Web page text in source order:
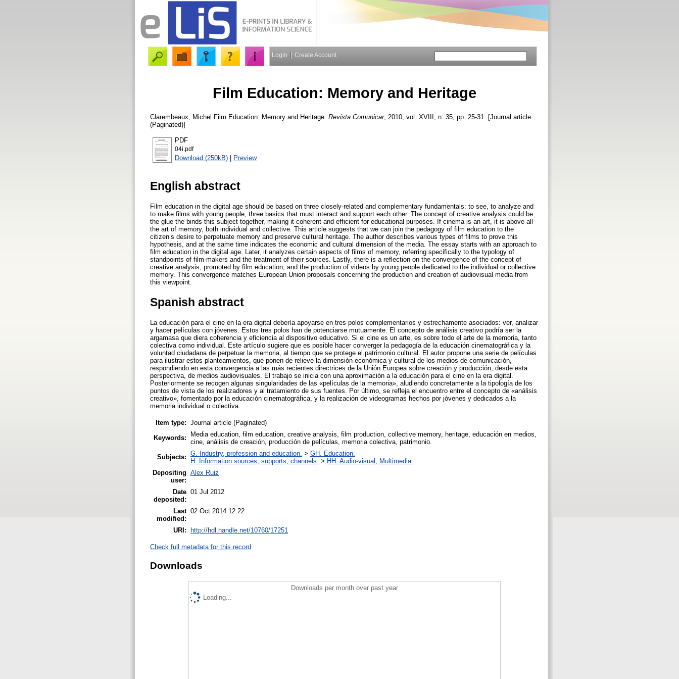
Login Create Account
Film Education: Memory and Heritage
Clarembeaux, Michel Film Education: Memory and Heritage. Revista Comunicar, 2010, vol. XVIII, n. 35, pp. 25-31. [Journal article
(Paginated)]
PDF
04i.pdf
Download (250kB) | Preview
English abstract
Film education in the digital age should be based on three closely-related and complementary fundamentals: to see, to analyze and
to make films with young people; three basics that must interact and support each other. The concept of creative analysis could be
the glue the binds this subject together, making it coherent and efficient for educational purposes. If cinema is an art, it is above all
the art of memory, both individual and collective. This article suggests that we can join the pedagogy of film education to the
citizen’s desire to perpetuate memory and preserve cultural heritage. The author describes various types of films to prove this
hypothesis, and at the same time indicates the economic and cultural dimension of the media. The essay starts with an approach to
film education in the digital age. Later, it analyzes certain aspects of films of memory, referring specifically to the typology of
standpoints of film-makers and the treatment of their sources. Lastly, there is a reflection on the convergence of the concept of
creative analysis, promoted by film education, and the production of videos by young people dedicated to the individual or collective
memory. This convergence matches European Union proposals concerning the production and creation of audiovisual media from
this viewpoint.
Spanish abstract
La educación para el cine en la era digital debería apoyarse en tres polos complementarios y estrechamente asociados: ver, analizar
y hacer películas con jóvenes. Estos tres polos han de potenciarse mutuamente. El concepto de análisis creativo podría ser la
argamasa que diera coherencia y eficiencia al dispositivo educativo. Si el cine es un arte, es sobre todo el arte de la memoria, tanto
colectiva como individual. Este artículo sugiere que es posible hacer converger la pedagogía de la educación cinematográfica y la
voluntad ciudadana de perpetuar la memoria, al tiempo que se protege el patrimonio cultural. El autor propone una serie de películas
para ilustrar estos planteamientos, que ponen de relieve la dimensión económica y cultural de los medios de comunicación,
respondiendo en esta convergencia a las más recientes directrices de la Unión Europea sobre creación y producción, desde esta
perspectiva, de medios audiovisuales. El trabajo se inicia con una aproximación a la educación para el cine en la era digital.
Posteriormente se recogen algunas singularidades de las «películas de la memoria», aludiendo concretamente a la tipología de los
puntos de vista de los realizadores y al tratamiento de sus fuentes. Por último, se refleja el encuentro entre el concepto de «análisis
creativo», fomentado por la educación cinematográfica, y la realización de videogramas hechos por jóvenes y dedicados a la
memoria individual o colectiva.
Item type: Journal article (Paginated)
Keywords:
Media education, film education, creative analysis, film production, collective memory, heritage, educación en medios,
cine, análisis de creación, producción de películas, memoria colectiva, patrimonio.
Subjects: G. Industry, profession and education. > GH. Education.
H. Information sources, supports, channels. > HH. Audio-visual, Multimedia.
Depositing
user:
Alex Ruiz
Date
deposited:
01 Jul 2012
Last
modified:
02 Oct 2014 12:22
URI: http://hdl.handle.net/10760/17251
Check full metadata for this record
Downloads
Downloads per month over past year
Loading...